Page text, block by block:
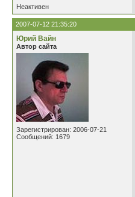
Неактивен
2007-07-12 21:35:20
Юрий Вайн
Автор сайта
Зарегистрирован: 2006-07-21
Сообщений: 1679